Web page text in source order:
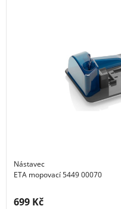
Nástavec
ETA mopovací 5449 00070
Cena s DPH:
699 Kč